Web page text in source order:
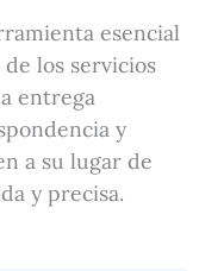
esencial
los servicios
entrega
y
a su lugar de
y precisa.